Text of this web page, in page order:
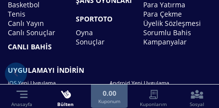
Basketbol
Tenis
Canlı Yayın
Canlı Sonuçlar
CANLI BAHİS
SPORTOTO
Oyna
Sonuçlar
Para Yatırma
Para Çekme
Üyelik Sözleşmesi
Sorumlu Bahis
Kampanyalar
UYGULAMAYI İNDİRİN
iOS Yeni Uygulama Android Yeni Uygulama
Anasayfa Bülten
0.00
Kuponum Kuponlarım Sosyal